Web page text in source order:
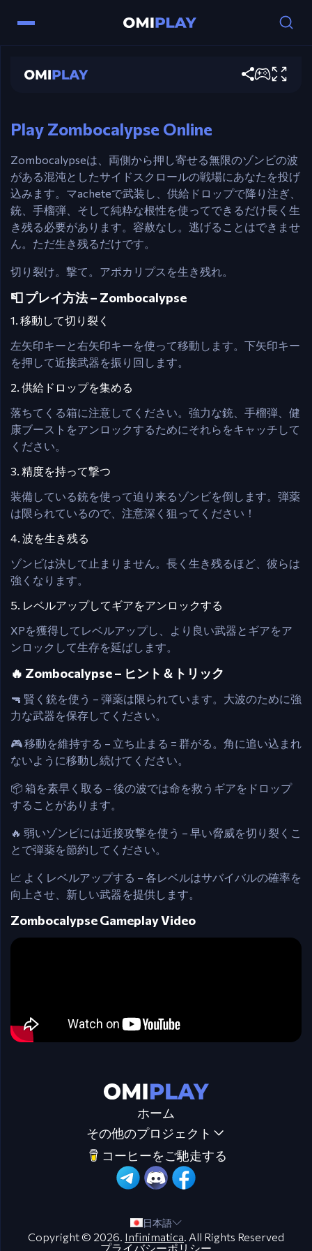
Zombocalypse
スペースバー – 近接武器で切り裂く / 装備した
Play Zombocalypse Online
Zombocalypseは、両側から押し寄せる無限のゾンビの波
がある混沌としたサイドスクロールの戦場にあなたを投げ
込みます。マacheteで武装し、供給ドロップで降り注ぎ、
銃、手榴弾、そして純粋な根性を使ってできるだけ長く生
き残る必要があります。容赦なし。逃げることはできませ
ん。ただ生き残るだけです。
切り裂け。撃て。アポカリプスを生き残れ。
📮 プレイ方法 – Zombocalypse
1. 移動して切り裂く
左矢印キーと右矢印キーを使って移動します。下矢印キー
を押して近接武器を振り回します。
2. 供給ドロップを集める
落ちてくる箱に注意してください。強力な銃、手榴弾、健
康ブーストをアンロックするためにそれらをキャッチして
ください。
3. 精度を持って撃つ
装備している銃を使って迫り来るゾンビを倒します。弾薬
は限られているので、注意深く狙ってください！
4. 波を生き残る
ゾンビは決して止まりません。長く生き残るほど、彼らは
強くなります。
5. レベルアップしてギアをアンロックする
XPを獲得してレベルアップし、より良い武器とギアをア
ンロックして生存を延ばします。
🔥 Zombocalypse – ヒント＆トリック
🔫 賢く銃を使う – 弾薬は限られています。大波のために強
力な武器を保存してください。
🎮 移動を維持する – 立ち止まる = 群がる。角に追い込まれ
ないように移動し続けてください。
📦 箱を素早く取る – 後の波では命を救うギアをドロップ
することがあります。
🔥 弱いゾンビには近接攻撃を使う – 早い脅威を切り裂くこ
とで弾薬を節約してください。
📈 よくレベルアップする – 各レベルはサバイバルの確率を
向上させ、新しい武器を提供します。
Zombocalypse Gameplay Video
ホーム
その他のプロジェクト
コーヒーをご馳走する
日本語
Copyright © 2026. Infinimatica. All Rights Reserved
プライバシーポリシー